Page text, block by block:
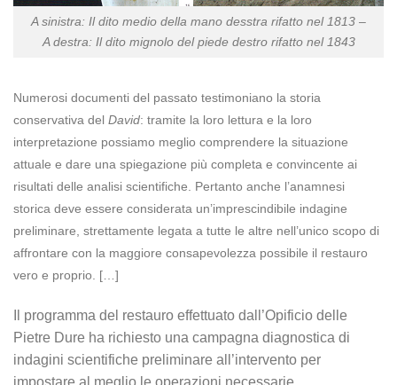
A sinistra: Il dito medio della mano desstra rifatto nel 1813 –
A destra: Il dito mignolo del piede destro rifatto nel 1843
Numerosi documenti del passato testimoniano la storia
conservativa del David: tramite la loro lettura e la loro
interpretazione possiamo meglio comprendere la situazione
attuale e dare una spiegazione più completa e convincente ai
risultati delle analisi scientifiche. Pertanto anche l’anamnesi
storica deve essere considerata un’imprescindibile indagine
preliminare, strettamente legata a tutte le altre nell’unico scopo di
affrontare con la maggiore consapevolezza possibile il restauro
vero e proprio. […]
Il programma del restauro effettuato dall’Opificio delle
Pietre Dure ha richiesto una campagna diagnostica di
indagini scientifiche preliminare all’intervento per
impostare al meglio le operazioni necessarie.